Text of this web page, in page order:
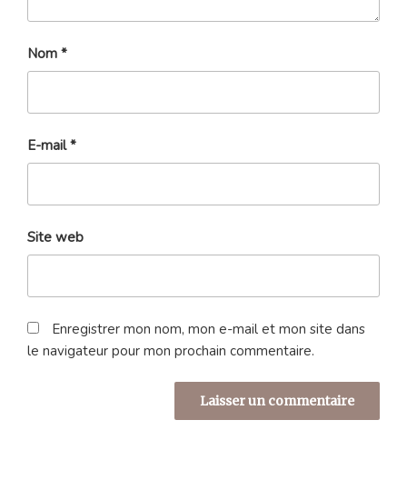
Nom *
E-mail*
Site web
Enregistrer mon nom, mon e-mail et mon site dans
le navigateur pour mon prochain commentaire.